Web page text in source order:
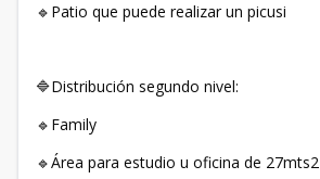
🔹 Patio que puede realizar un picusi
🔷Distribución segundo nivel:
🔹 Family
🔹 Área para estudio u oficina de 27mts2